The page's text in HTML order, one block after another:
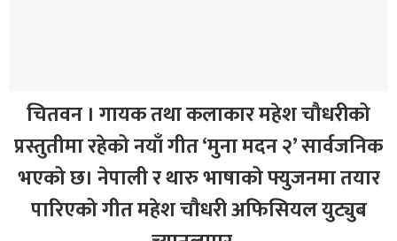
चितवन । गायक तथा कलाकार महेश चौधरीको
प्रस्तुतीमा रहेको नयाँ गीत ‘मुना मदन २’ सार्वजनिक
भएको छ। नेपाली र थारु भाषाको फ्युजनमा तयार
पारिएको गीत महेश चौधरी अफिसियल युट्युब